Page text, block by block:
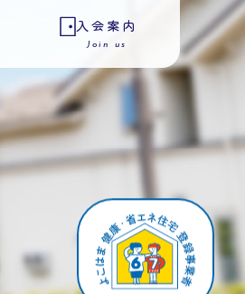
入会案内
Join us